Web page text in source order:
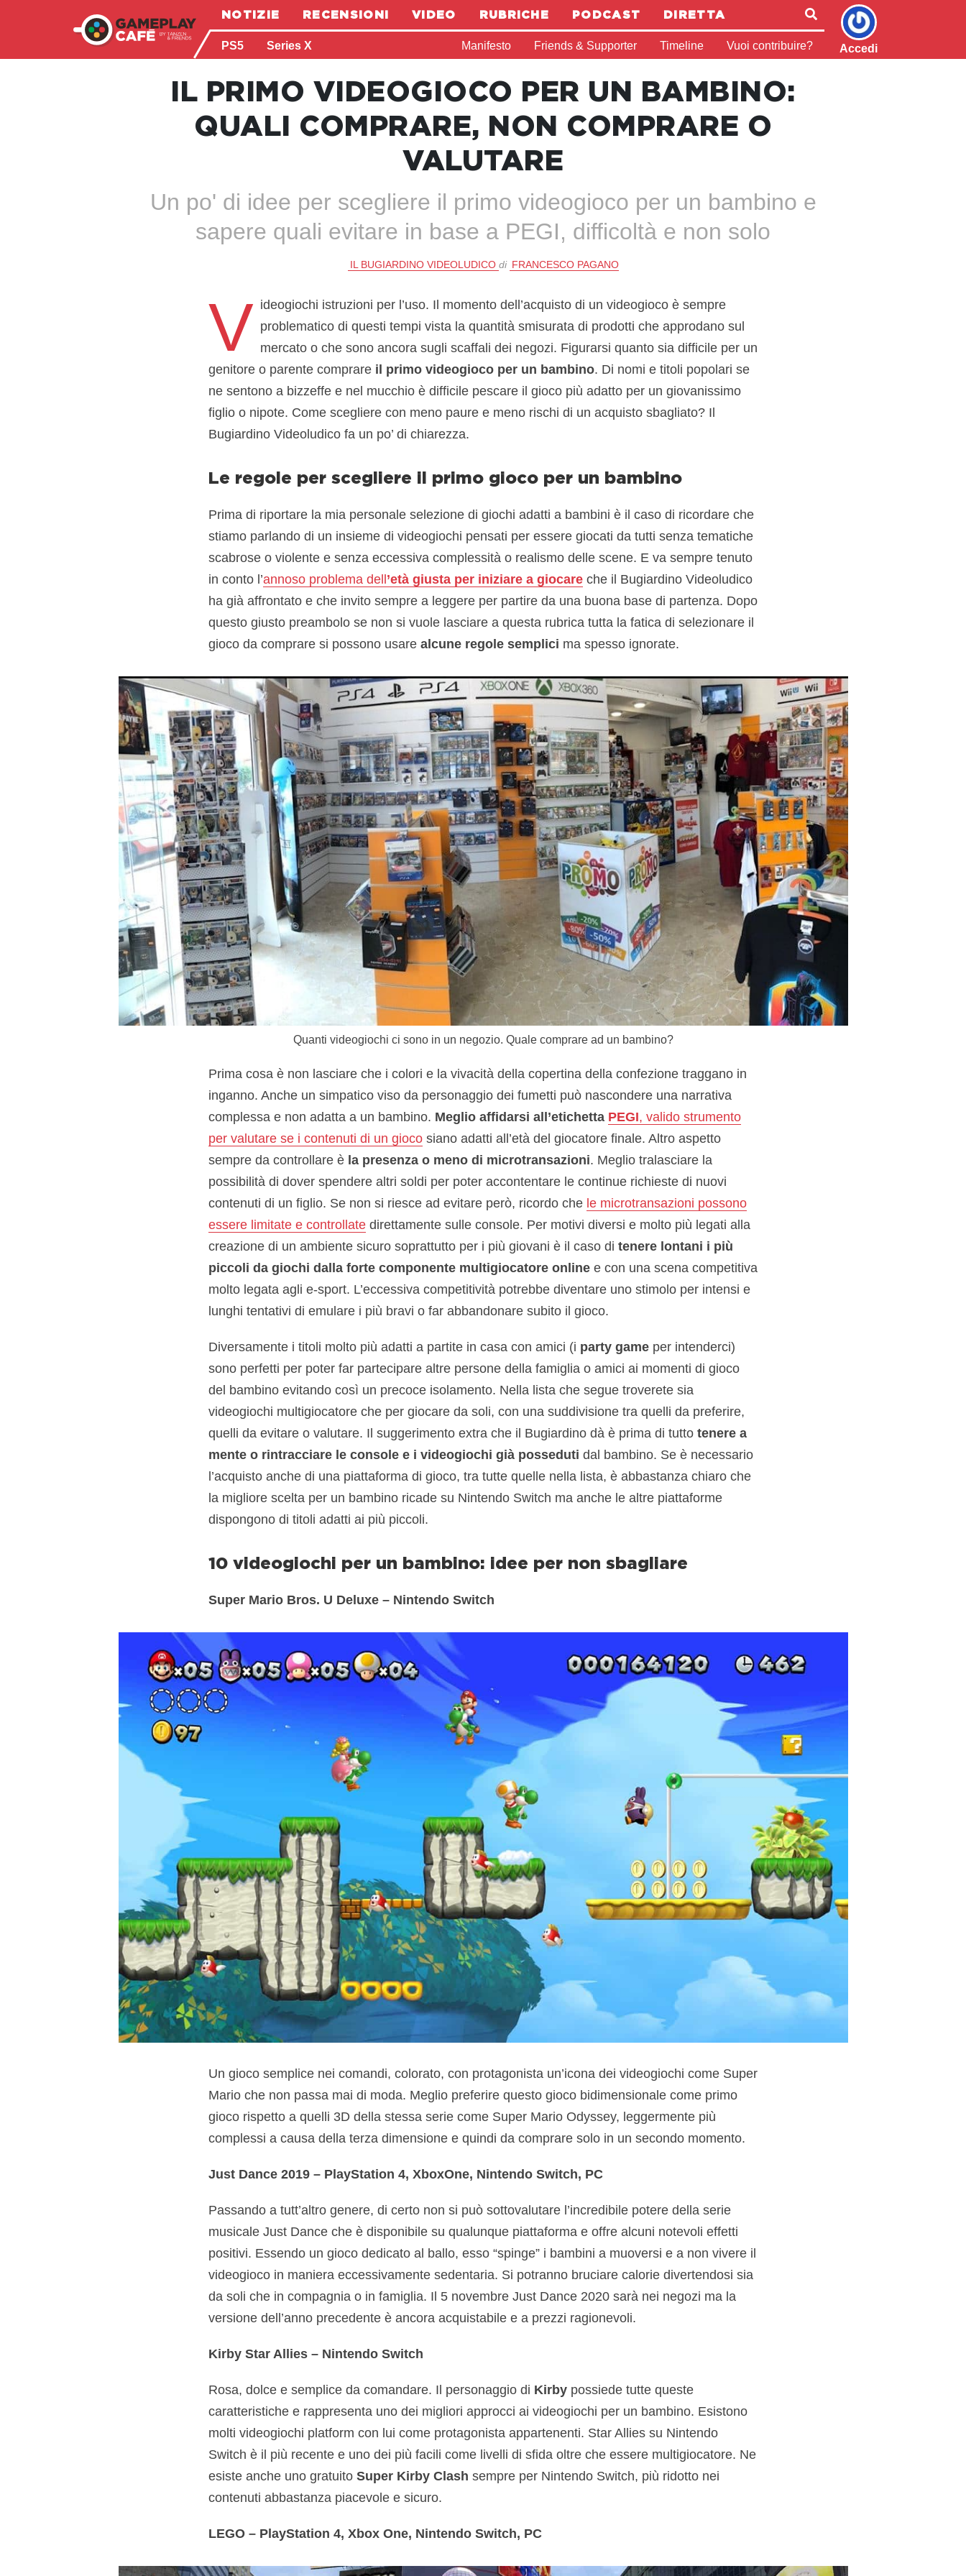
NOTIZIE RECENSIONI VIDEO RUBRICHE PODCAST DIRETTA
PS5 Series X Manifesto Friends & Supporter Timeline Vuoi contribuire? Accedi
IL PRIMO VIDEOGIOCO PER UN BAMBINO:
QUALI COMPRARE, NON COMPRARE O
VALUTARE
Un po' di idee per scegliere il primo videogioco per un bambino e
sapere quali evitare in base a PEGI, difficoltà e non solo
IL BUGIARDINO VIDEOLUDICO di FRANCESCO PAGANO
V ideogiochi istruzioni per l’uso. Il momento dell’acquisto di un videogioco è sempre
problematico di questi tempi vista la quantità smisurata di prodotti che approdano sul
mercato o che sono ancora sugli scaffali dei negozi. Figurarsi quanto sia difficile per un
genitore o parente comprare il primo videogioco per un bambino. Di nomi e titoli popolari se
ne sentono a bizzeffe e nel mucchio è difficile pescare il gioco più adatto per un giovanissimo
figlio o nipote. Come scegliere con meno paure e meno rischi di un acquisto sbagliato? Il
Bugiardino Videoludico fa un po’ di chiarezza.
Le regole per scegliere il primo gioco per un bambino
Prima di riportare la mia personale selezione di giochi adatti a bambini è il caso di ricordare che
stiamo parlando di un insieme di videogiochi pensati per essere giocati da tutti senza tematiche
scabrose o violente e senza eccessiva complessità o realismo delle scene. E va sempre tenuto
in conto l’annoso problema dell ’età giusta per iniziare a giocareche il Bugiardino Videoludico
ha già affrontato e che invito sempre a leggere per partire da una buona base di partenza. Dopo
questo giusto preambolo se non si vuole lasciare a questa rubrica tutta la fatica di selezionare il
gioco da comprare si possono usare alcune regole semplici ma spesso ignorate.
Quanti videogiochi ci sono in un negozio. Quale comprare ad un bambino?
Prima cosa è non lasciare che i colori e la vivacità della copertina della confezione traggano in
inganno. Anche un simpatico viso da personaggio dei fumetti può nascondere una narrativa
complessa e non adatta a un bambino. Meglio affidarsi all’etichetta PEGI, valido strumento
per valutare se i contenuti di un giocosiano adatti all’età del giocatore finale. Altro aspetto
sempre da controllare è la presenza o meno di microtransazioni. Meglio tralasciare la
possibilità di dover spendere altri soldi per poter accontentare le continue richieste di nuovi
contenuti di un figlio. Se non si riesce ad evitare però, ricordo che le microtransazioni possono
essere limitate e controllatedirettamente sulle console. Per motivi diversi e molto più legati alla
creazione di un ambiente sicuro soprattutto per i più giovani è il caso di tenere lontani i più
piccoli da giochi dalla forte componente multigiocatore online e con una scena competitiva
molto legata agli e-sport. L’eccessiva competitività potrebbe diventare uno stimolo per intensi e
lunghi tentativi di emulare i più bravi o far abbandonare subito il gioco.
Diversamente i titoli molto più adatti a partite in casa con amici (i party gameper intenderci)
sono perfetti per poter far partecipare altre persone della famiglia o amici ai momenti di gioco
del bambino evitando così un precoce isolamento. Nella lista che segue troverete sia
videogiochi multigiocatore che per giocare da soli, con una suddivisione tra quelli da preferire,
quelli da evitare o valutare. Il suggerimento extra che il Bugiardino dà è prima di tutto tenere a
mente o rintracciare le console e i videogiochi già posseduti dal bambino. Se è necessario
l’acquisto anche di una piattaforma di gioco, tra tutte quelle nella lista, è abbastanza chiaro che
la migliore scelta per un bambino ricade su Nintendo Switch ma anche le altre piattaforme
dispongono di titoli adatti ai più piccoli.
10 videogiochi per un bambino: idee per non sbagliare
Super Mario Bros. U Deluxe – Nintendo Switch
Un gioco semplice nei comandi, colorato, con protagonista un’icona dei videogiochi come Super
Mario che non passa mai di moda. Meglio preferire questo gioco bidimensionale come primo
gioco rispetto a quelli 3D della stessa serie come Super Mario Odyssey, leggermente più
complessi a causa della terza dimensione e quindi da comprare solo in un secondo momento.
Just Dance 2019 – PlayStation 4, XboxOne, Nintendo Switch, PC
Passando a tutt’altro genere, di certo non si può sottovalutare l’incredibile potere della serie
musicale Just Dance che è disponibile su qualunque piattaforma e offre alcuni notevoli effetti
positivi. Essendo un gioco dedicato al ballo, esso “spinge” i bambini a muoversi e a non vivere il
videogioco in maniera eccessivamente sedentaria. Si potranno bruciare calorie divertendosi sia
da soli che in compagnia o in famiglia. Il 5 novembre Just Dance 2020 sarà nei negozi ma la
versione dell’anno precedente è ancora acquistabile e a prezzi ragionevoli.
Kirby Star Allies – Nintendo Switch
Rosa, dolce e semplice da comandare. Il personaggio di Kirby possiede tutte queste
caratteristiche e rappresenta uno dei migliori approcci ai videogiochi per un bambino. Esistono
molti videogiochi platform con lui come protagonista appartenenti. Star Allies su Nintendo
Switch è il più recente e uno dei più facili come livelli di sfida oltre che essere multigiocatore. Ne
esiste anche uno gratuito Super Kirby Clash sempre per Nintendo Switch, più ridotto nei
contenuti abbastanza piacevole e sicuro.
LEGO – PlayStation 4, Xbox One, Nintendo Switch, PC